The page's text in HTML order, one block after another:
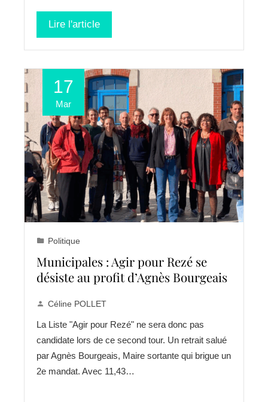
Lire l'article
17
Mar
Politique
Municipales : Agir pour Rezé se
désiste au profit d’Agnès Bourgeais
Céline POLLET
La Liste "Agir pour Rezé" ne sera donc pas
candidate lors de ce second tour. Un retrait salué
par Agnès Bourgeais, Maire sortante qui brigue un
2e mandat. Avec 11,43…